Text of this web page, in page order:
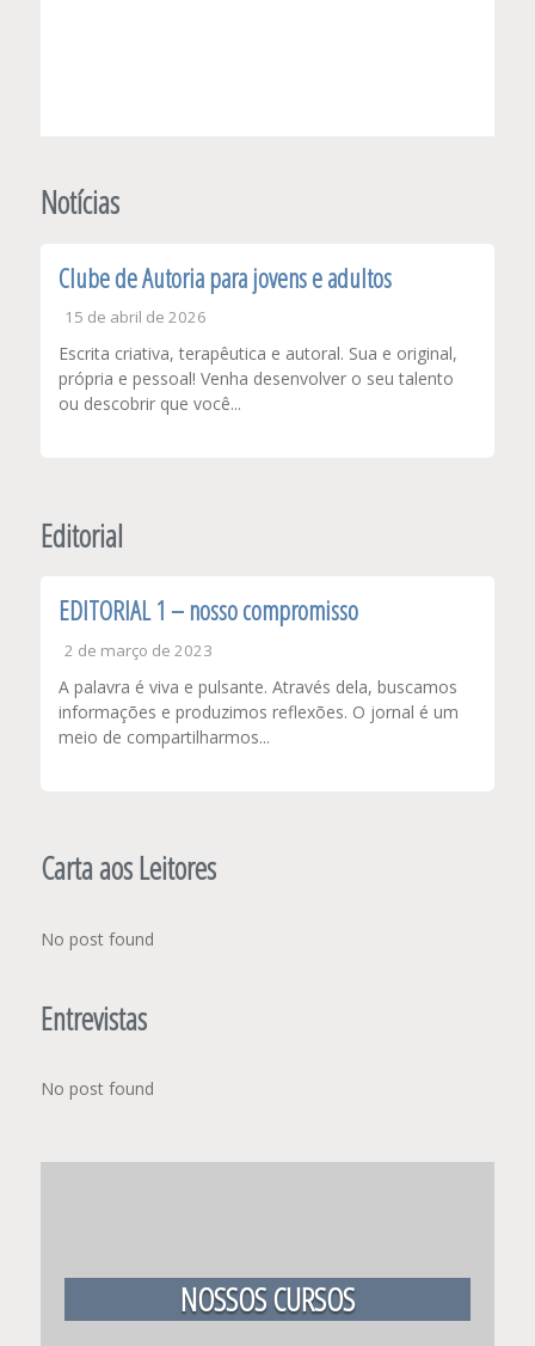
Notícias
Clube de Autoria para jovens e adultos
15 de abril de 2026
Escrita criativa, terapêutica e autoral. Sua e original,
própria e pessoal! Venha desenvolver o seu talento
ou descobrir que você...
Editorial
EDITORIAL 1 – nosso compromisso
2 de março de 2023
A palavra é viva e pulsante. Através dela, buscamos
informações e produzimos reflexões. O jornal é um
meio de compartilharmos...
Carta aos Leitores
No post found
Entrevistas
No post found
NOSSOS CURSOS